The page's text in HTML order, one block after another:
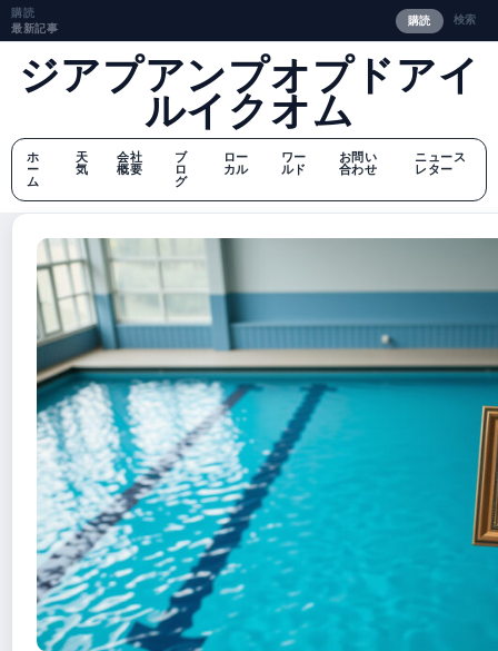
購読
最新記事
購読 検索
ジアプアンプオプドアイ
ルイクオム
ホ
ー
ム
天
気
会社
概要
ブ
ロ
グ
ロー
カル
ワー
ルド
お問い
合わせ
ニュース
レター